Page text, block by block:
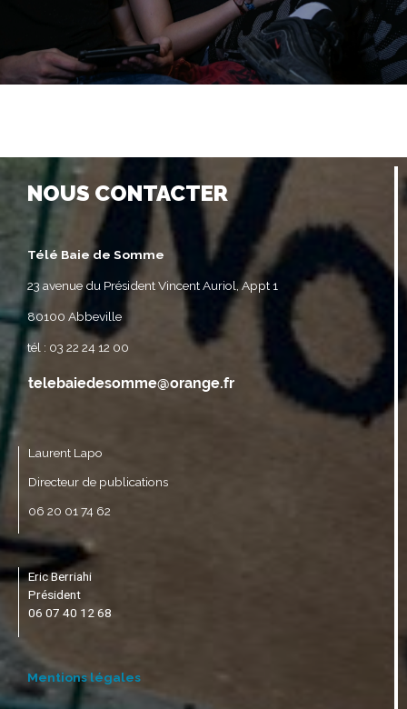
NOUS CONTACTER
Télé Baie de Somme
23 avenue du Président Vincent Auriol, Appt 1
80100 Abbeville
tél : 03 22 24 12 00
Laurent Lapo
Directeur de publications
06 20 01 74 62
Eric Berriahi
Président
06 07 40 12 68
Mentions légales